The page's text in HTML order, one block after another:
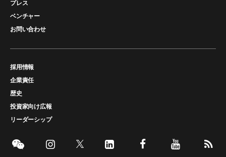
プレス
ベンチャー
お問い合わせ
採用情報
企業責任
歴史
投資家向け広報
リーダーシップ